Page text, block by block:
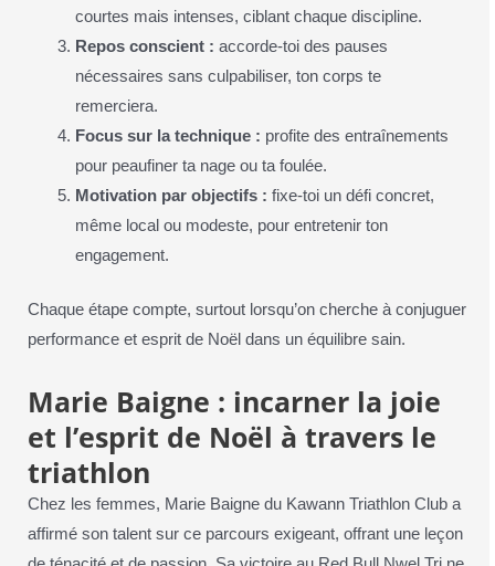
courtes mais intenses, ciblant chaque discipline.
Repos conscient : accorde-toi des pauses
nécessaires sans culpabiliser, ton corps te
remerciera.
Focus sur la technique : profite des entraînements
pour peaufiner ta nage ou ta foulée.
Motivation par objectifs : fixe-toi un défi concret,
même local ou modeste, pour entretenir ton
engagement.
Chaque étape compte, surtout lorsqu’on cherche à conjuguer
performance et esprit de Noël dans un équilibre sain.
Marie Baigne : incarner la joie
et l’esprit de Noël à travers le
triathlon
Chez les femmes, Marie Baigne du Kawann Triathlon Club a
affirmé son talent sur ce parcours exigeant, offrant une leçon